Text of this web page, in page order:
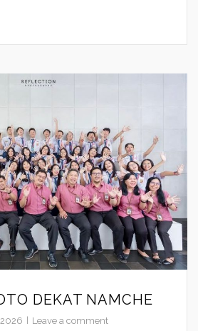
DEKAT NAMCHE
Leave a comment